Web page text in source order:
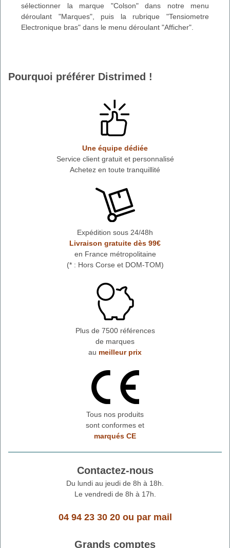
sélectionner la marque "Colson" dans notre menu
déroulant "Marques", puis la rubrique "Tensiometre
Electronique bras" dans le menu déroulant "Afficher".
Pourquoi préférer Distrimed !
Une équipe dédiée
Service client gratuit et personnalisé
Achetez en toute tranquillité
Expédition sous 24/48h
Livraison gratuite dès 99€
en France métropolitaine
(* : Hors Corse et DOM-TOM)
Plus de 7500 références
de marques
au meilleur prix
Tous nos produits
sont conformes et
marqués CE
Contactez-nous
Du lundi au jeudi de 8h à 18h.
Le vendredi de 8h à 17h.
04 94 23 30 20ou par mail
Grands comptes